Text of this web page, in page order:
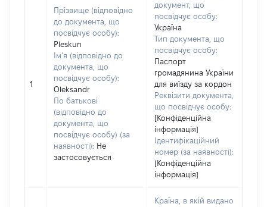
1
Прізвище (відповідно
до документа, що
посвідчує особу):
Pleskun
Ім’я (відповідно до
документа, що
посвідчує особу):
Oleksandr
По батькові
(відповідно до
документа, що
посвідчує особу) (за
наявності): Не
застосовується
документ, що
посвідчує особу:
Україна
Тип документа, що
посвідчує особу:
Паспорт
громадянина України
для виїзду за кордон
Реквізити документа,
що посвідчує особу:
[Конфіденційна
інформація]
Ідентифікаційний
номер (за наявності):
[Конфіденційна
інформація]
Країна, в якій видано